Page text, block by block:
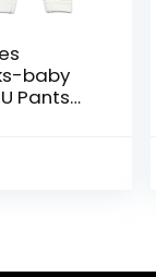
baby
Pants